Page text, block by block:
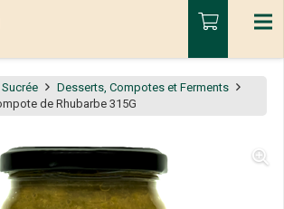
Desserts, Compotes et Ferments
de Rhubarbe 315G